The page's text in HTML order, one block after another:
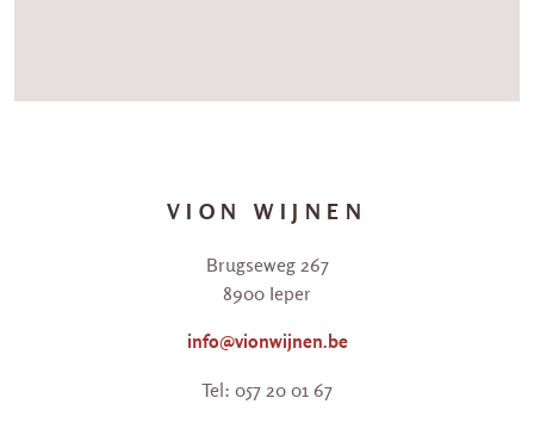
VION WIJNEN
Brugseweg 267
8900 Ieper
info@vionwijnen.be
Tel: 057 20 01 67